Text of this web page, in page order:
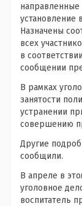
направленные
установление
Назначены
всех
в
сообщении
В рамках
занятости
устранении
совершению
Другие
сообщили.
В апреле в
уголовное
воспитатель